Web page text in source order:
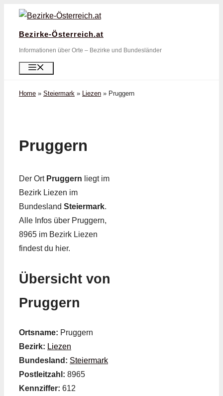
Zum
springen
Bezirke-Österreich.at
Informationen über Orte – Bezirke und Bundesländer
Home » Steiermark » Liezen » Pruggern
Pruggern
Der Ort Pruggern liegt im
Bezirk Liezen im
Bundesland Steiermark.
Alle Infos über Pruggern,
8965 im Bezirk Liezen
findest du hier.
Übersicht von
Pruggern
Ortsname: Pruggern
Bezirk: Liezen
Bundesland: Steiermark
Postleitzahl: 8965
Kennziffer: 612